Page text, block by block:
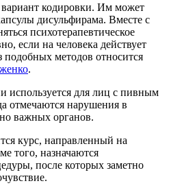
кодировки. Им может
дисульфирама. Вместе с
психотерапевтическое
если на человека действует
методов относится
.
используется для лиц с пивным
отмечаются нарушения в
важных органов.
курс, направленный на
того, назначаются
после которых заметно